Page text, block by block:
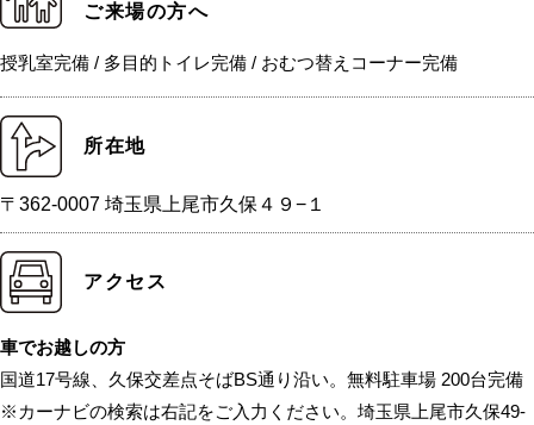
ご来場の方へ
授乳室完備 / 多目的トイレ完備 / おむつ替えコーナー完備
所在地
〒362-0007 埼玉県上尾市久保４９−１
アクセス
車でお越しの方
国道17号線、久保交差点そばBS通り沿い。無料駐車場 200台完備
※カーナビの検索は右記をご入力ください。埼玉県上尾市久保49-